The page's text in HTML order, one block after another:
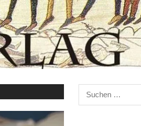
Suchen
nach: